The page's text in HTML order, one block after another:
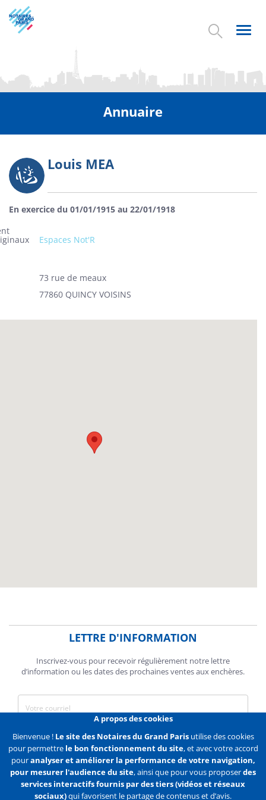
Aller
au
contenu
Annuaire
Photo Louis MEA
En exercice du 01/01/1915 au 22/01/1918
Espaces Not'R
73 rue de meaux
77860 QUINCY VOISINS
LETTRE D'INFORMATION
Inscrivez-vous pour recevoir régulièrement notre lettre
d’information ou les dates des prochaines ventes aux enchères.
J'accepte de recevoir des communications de la Chambre des
Notaires de Paris.
En savoir plus
S'abonner
A propos des cookies
Bienvenue ! Le site des Notaires du Grand Parisutilise des cookies
pour permettre le bon fonctionnement du site, et avec votre accord
pouranalyser et améliorer la performance de votre navigation,
pour mesurer l'audience du site, ainsi que pour vous proposerdes
services interactifs fournis par des tiers (vidéos et réseaux
sociaux)qui favorisent le partage de contenus et d’avis.